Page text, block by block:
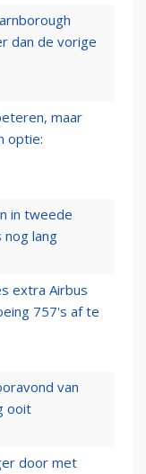
dan de vorige
maar
optie:
in tweede
nog lang
extra Airbus
757's af te
van
ooit
door met